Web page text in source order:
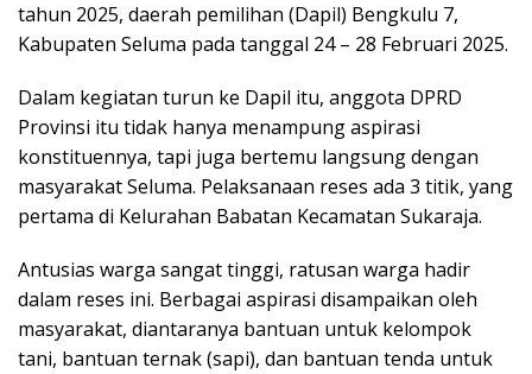
tahun 2025, daerah pemilihan (Dapil) Bengkulu 7,
Kabupaten Seluma pada tanggal 24 – 28 Februari 2025.
Dalam kegiatan turun ke Dapil itu, anggota DPRD
Provinsi itu tidak hanya menampung aspirasi
konstituennya, tapi juga bertemu langsung dengan
masyarakat Seluma. Pelaksanaan reses ada 3 titik, yang
pertama di Kelurahan Babatan Kecamatan Sukaraja.
Antusias warga sangat tinggi, ratusan warga hadir
dalam reses ini. Berbagai aspirasi disampaikan oleh
masyarakat, diantaranya bantuan untuk kelompok
tani, bantuan ternak (sapi), dan bantuan tenda untuk